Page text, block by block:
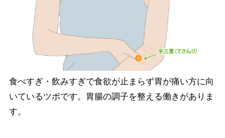
食べすぎ・飲みすぎで食欲が止まらず胃が痛い方に向
いているツボです。胃腸の調子を整える働きがありま
す。